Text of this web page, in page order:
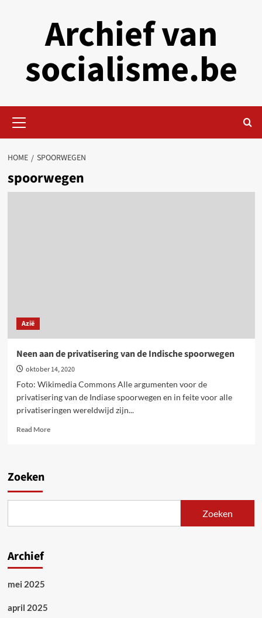
Archief van
socialisme.be
Menu
HOME SPOORWEGEN
spoorwegen
Azië
Neen aan de privatisering van de Indische spoorwegen
oktober 14, 2020
Foto: Wikimedia Commons Alle argumenten voor de
privatisering van de Indiase spoorwegen en in feite voor alle
privatiseringen wereldwijd zijn...
Read MoreRead
Indische
Zoeken
Zoeken
Archief
mei 2025
april 2025